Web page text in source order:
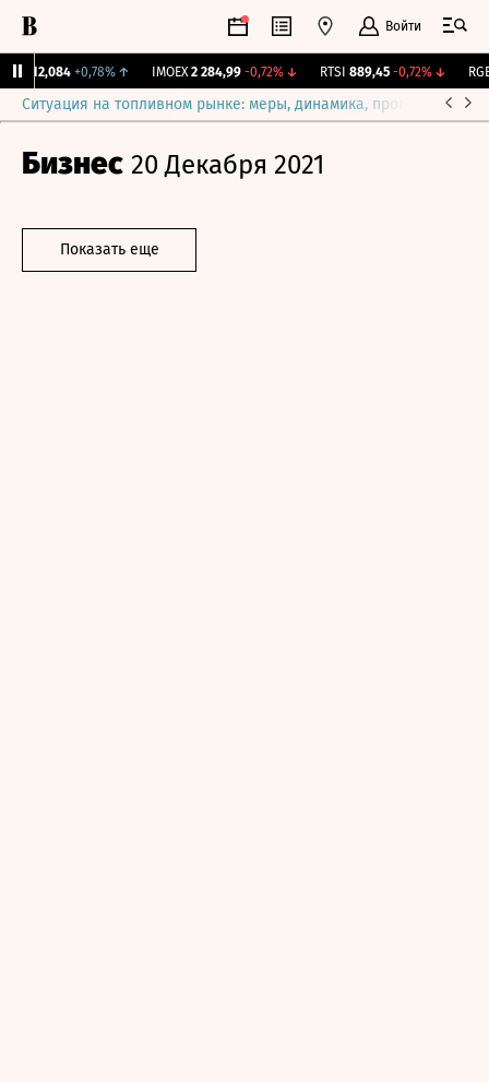
Войти
12,084 +0,78%↑ IMOEX 2 284,99 -0,72%↓ RTSI 889,45 -0,72%↓ RGBI
Ситуация на топливном рынке: меры, динамика, прогнозы
Бизнес 20 Декабря 2021
Показать еще